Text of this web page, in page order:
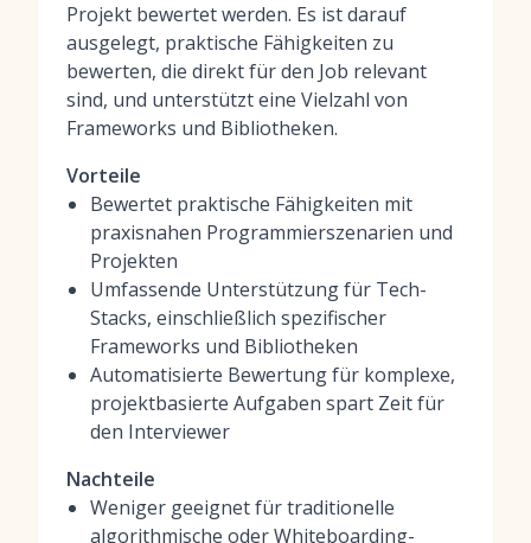
Projekt bewertet werden. Es ist darauf
ausgelegt, praktische Fähigkeiten zu
bewerten, die direkt für den Job relevant
sind, und unterstützt eine Vielzahl von
Frameworks und Bibliotheken.
Vorteile
Bewertet praktische Fähigkeiten mit
praxisnahen Programmierszenarien und
Projekten
Umfassende Unterstützung für Tech-
Stacks, einschließlich spezifischer
Frameworks und Bibliotheken
Automatisierte Bewertung für komplexe,
projektbasierte Aufgaben spart Zeit für
den Interviewer
Nachteile
Weniger geeignet für traditionelle
algorithmische oder Whiteboarding-